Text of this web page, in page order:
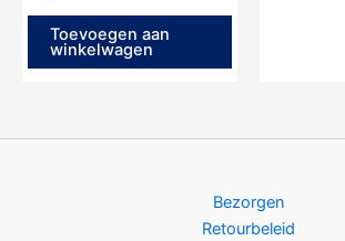
Toevoegen aan
winkelwagen
Bezorgen
Retourbeleid